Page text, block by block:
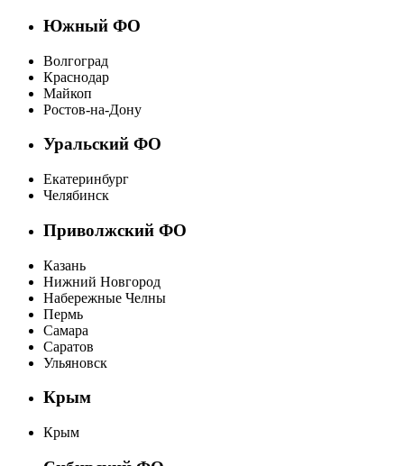
Южный ФО
Волгоград
Краснодар
Майкоп
Ростов-на-Дону
Уральский ФО
Екатеринбург
Челябинск
Приволжский ФО
Казань
Нижний Новгород
Набережные Челны
Пермь
Самара
Саратов
Ульяновск
Крым
Крым